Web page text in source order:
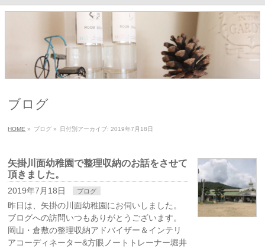
ブログ
HOME » ブログ » 日付別アーカイブ: 2019年7月18日
矢掛川面幼稚園で整理収納のお話をさせて
頂きました。
2019年7月18日 ブログ
昨日は、矢掛の川面幼稚園にお伺いしました。
ブログへの訪問いつもありがとうございます。
岡山・倉敷の整理収納アドバイザー＆インテリ
アコーディネーター&方眼ノートトレーナー堀井